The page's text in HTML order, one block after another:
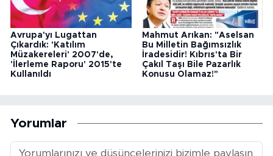
Avrupa'yı Lugattan
Çıkardık: 'Katılım
Müzakereleri' 2007'de,
'İlerleme Raporu' 2015'te
Kullanıldı
Mahmut Arıkan: "Aselsan
Bu Milletin Bağımsızlık
İradesidir! Kıbrıs'ta Bir
Çakıl Taşı Bile Pazarlık
Konusu Olamaz!"
Yorumlar